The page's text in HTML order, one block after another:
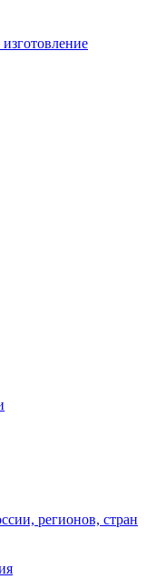
регионов, стран